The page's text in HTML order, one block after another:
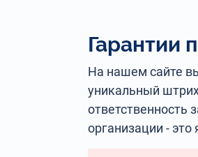
Гарантии
На нашем сайте
уникальный
ответственность
организации - это